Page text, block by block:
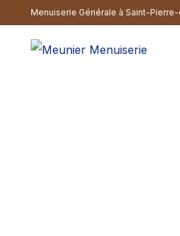
Menuiserie Générale à Saint-